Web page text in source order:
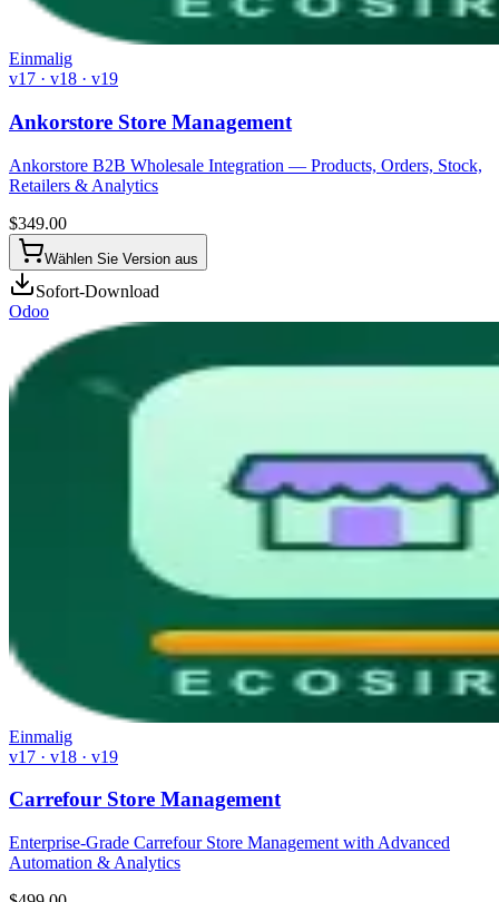
Einmalig
v17 · v18 · v19
Ankorstore Store Management
Ankorstore B2B Wholesale Integration — Products, Orders, Stock,
Retailers & Analytics
$349.00
Wählen Sie Version aus
Sofort-Download
Odoo
Einmalig
v17 · v18 · v19
Carrefour Store Management
Enterprise-Grade Carrefour Store Management with Advanced
Automation & Analytics